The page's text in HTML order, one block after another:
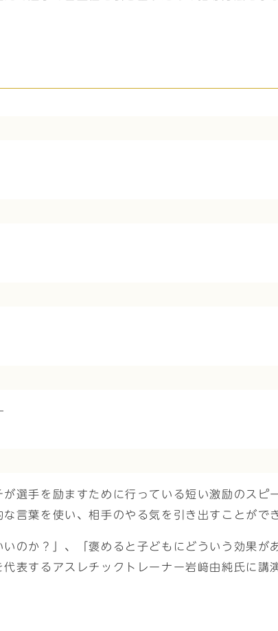
選手を励ますために行っている短い激励のスピ
言葉を使い、相手のやる気を引き出すことがで
のか？」、「褒めると子どもにどういう効果が
表するアスレチックトレーナー岩﨑由純氏に講